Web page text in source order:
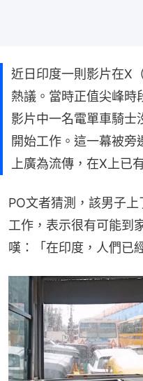
近日印度一則影片在X
熱議。當時正值尖峰時
影片中一名電單車騎士
開始工作。這一幕被
上廣為流傳，在X上已
PO文者猜測，該男子
工作，表示很有可能到
嘆：「在印度，人們已